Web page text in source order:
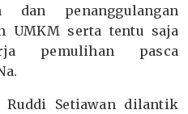
dan penanggulangan
UMKM serta tentu saja
pemulihan pasca
Ruddi Setiawan dilantik